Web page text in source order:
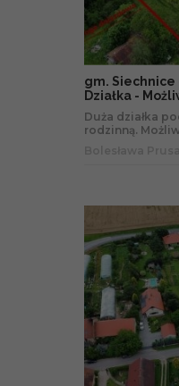
gm. Siechnice
Działka -
Duża działka
rodzinną.